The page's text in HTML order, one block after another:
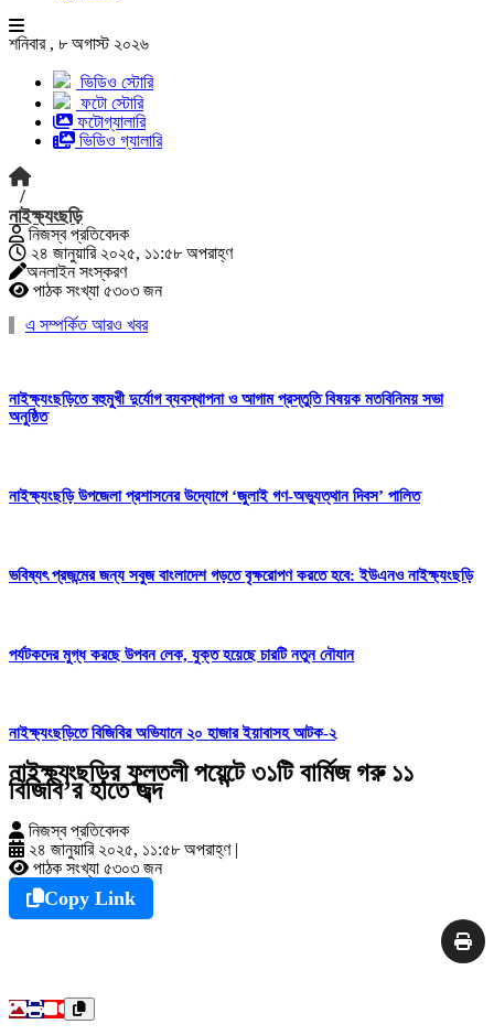
শনিবার , ৮ অগাস্ট ২০২৬
ভিডিও স্টোরি
ফটো স্টোরি
ফটোগ্যালারি
ভিডিও গ্যালারি
/
নাইক্ষ্যংছড়ি
নিজস্ব প্রতিবেদক
২৪ জানুয়ারি ২০২৫, ১১:৫৮ অপরাহ্ণ
অনলাইন সংস্করণ
পাঠক সংখ্যা ৫৩০৩ জন
এ সম্পর্কিত আরও খবর
নাইক্ষ্যংছড়িতে বহুমুখী দুর্যোগ ব্যবস্থাপনা ও আগাম প্রস্তুতি বিষয়ক মতবিনিময় সভা
অনুষ্ঠিত
নাইক্ষ্যংছড়ি উপজেলা প্রশাসনের উদ্যোগে ‘জুলাই গণ-অভ্যুত্থান দিবস’ পালিত
ভবিষ্যৎ প্রজন্মের জন্য সবুজ বাংলাদেশ গড়তে বৃক্ষরোপণ করতে হবে: ইউএনও নাইক্ষ্যংছড়ি
পর্যটকদের মুগ্ধ করছে উপবন লেক, যুক্ত হয়েছে চারটি নতুন নৌযান
নাইক্ষ্যংছড়িতে বিজিবির অভিযানে ২০ হাজার ইয়াবাসহ আটক-২
নাইক্ষ্যংছড়ির ফুলতলী পয়েন্টে ৩১টি বার্মিজ গরু ১১
বিজিবি’র হাতে জব্দ
নিজস্ব প্রতিবেদক
২৪ জানুয়ারি ২০২৫, ১১:৫৮ অপরাহ্ণ |
পাঠক সংখ্যা ৫৩০৩ জন
Copy Link